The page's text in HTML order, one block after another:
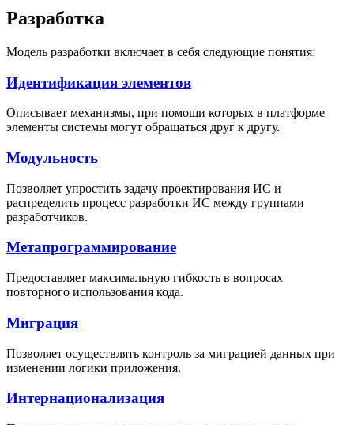
Разработка
Модель разработки включает в себя следующие понятия:
Идентификация элементов
Описывает механизмы, при помощи которых в платформе
элементы системы могут обращаться друг к другу.
Модульность
Позволяет упростить задачу проектирования ИС и
распределить процесс разработки ИС между группами
разработчиков.
Метапрограммирование
Предоставляет максимальную гибкость в вопросах
повторного использования кода.
Миграция
Позволяет осуществлять контроль за миграцией данных при
изменении логики приложения.
Интернационализация